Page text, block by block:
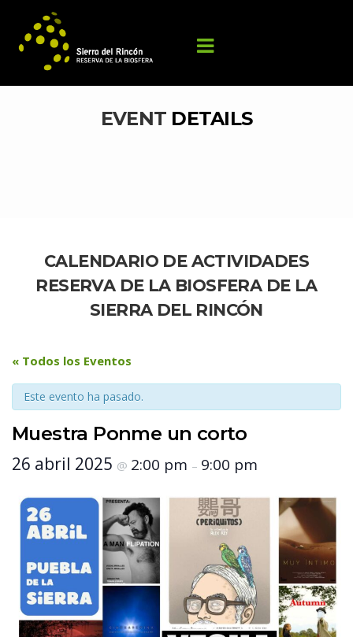
EVENT DETAILS
CALENDARIO DE ACTIVIDADES
RESERVA DE LA BIOSFERA DE LA
SIERRA DEL RINCÓN
« Todos los Eventos
Este evento ha pasado.
Muestra Ponme un corto
26 abril 2025 @ 2:00 pm – 9:00 pm